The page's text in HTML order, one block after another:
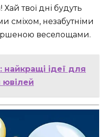
твої дні будуть
сміхом, незабутніми
веселощами.
найкращі ідеї для